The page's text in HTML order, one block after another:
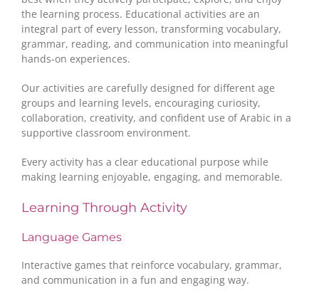
the learning process. Educational activities are an
integral part of every lesson, transforming vocabulary,
grammar, reading, and communication into meaningful
hands-on experiences.
Our activities are carefully designed for different age
groups and learning levels, encouraging curiosity,
collaboration, creativity, and confident use of Arabic in a
supportive classroom environment.
Every activity has a clear educational purpose while
making learning enjoyable, engaging, and memorable.
Learning Through Activity
Language Games
Interactive games that reinforce vocabulary, grammar,
and communication in a fun and engaging way.